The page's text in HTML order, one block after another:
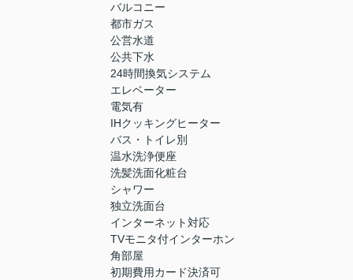
バルコニー
都市ガス
公営水道
公共下水
24時間換気システム
エレベーター
電気有
IHクッキングヒーター
バス・トイレ別
温水洗浄便座
洗髪洗面化粧台
シャワー
独立洗面台
インターネット対応
TVモニタ付インターホン
角部屋
初期費用カード決済可